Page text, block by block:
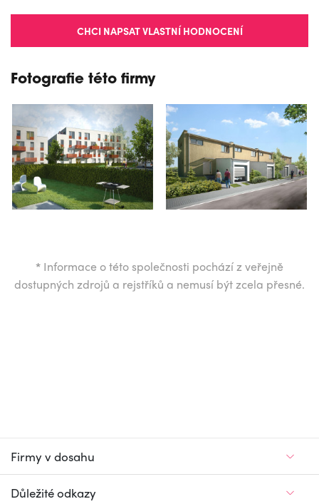
CHCI NAPSAT VLASTNÍ HODNOCENÍ
Fotografie této firmy
* Informace o této společnosti pochází z veřejně
dostupných zdrojů a rejstříků a nemusí být zcela přesné.
Firmy v dosahu
Důležité odkazy